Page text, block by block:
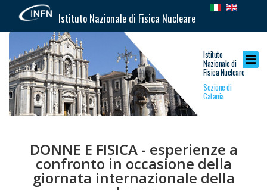
Istituto Nazionale di Fisica Nucleare
Istituto
Nazionale di
Fisica Nucleare
Sezione di
Catania
DONNE E FISICA - esperienze a
confronto in occasione della
giornata internazionale della